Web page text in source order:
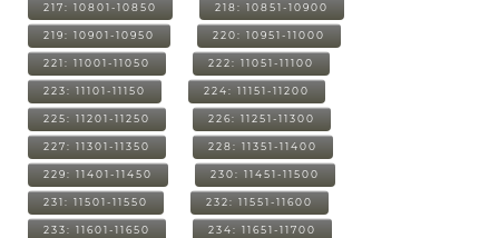
217: 10801-10850 218: 10851-10900
219: 10901-10950 220: 10951-11000
221: 11001-11050 222: 11051-11100
223: 11101-11150 224: 11151-11200
225: 11201-11250 226: 11251-11300
227: 11301-11350 228: 11351-11400
229: 11401-11450 230: 11451-11500
231: 11501-11550 232: 11551-11600
233: 11601-11650 234: 11651-11700